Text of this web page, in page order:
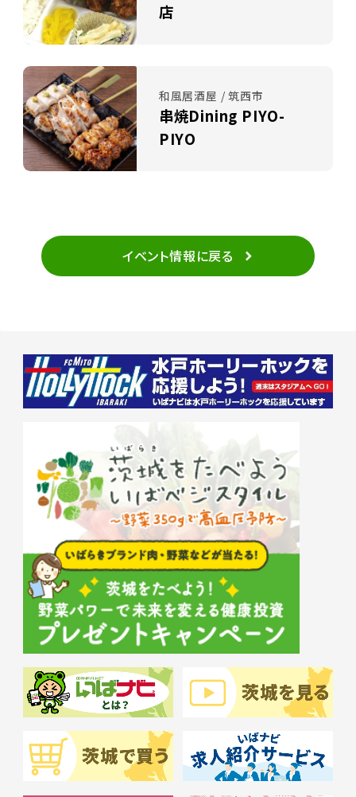
店
和風居酒屋 / 筑西市
串焼Dining PIYO-
PIYO
イベント情報に戻る